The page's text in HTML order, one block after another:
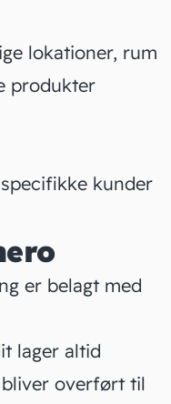
lokationer, rum
produkter
kunder
er belagt med
lager altid
overført til